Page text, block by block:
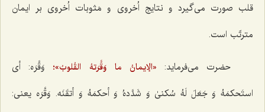
قلب صورت می‌گیرد و نتایج اُخروی و مَثوبات اُخروی بر ایمان
مترتّب است.
حضرت می‌فرماید: «الإیمانُ ما وَقَّرَتهُ القُلوبُ»؛ وَقَّرَه: أی
استَحکمَهُ وَ جَعَلَ لَهُ سُکنیٰ وَ شَدَّدهُ وَ أحکمَهُ وَ أتقَنَه. وَقَّرَه یعنی: